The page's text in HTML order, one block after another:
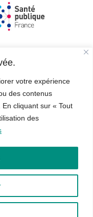
votre expérience
des contenus
cliquant sur « Tout
des